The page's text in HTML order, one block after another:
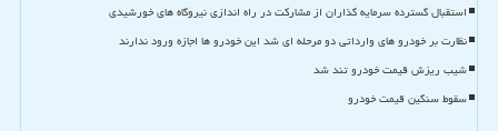
استقبال گسترده سرمایه گذاران از مشارکت در راه اندازی نیروگاه های خورشیدی
نظارت بر خودرو های وارداتی دو مرحله ای شد این خودرو ها اجازه ورود ندارند
شیب ریزش قیمت خودرو تند شد
سقوط سنگین قیمت خودرو